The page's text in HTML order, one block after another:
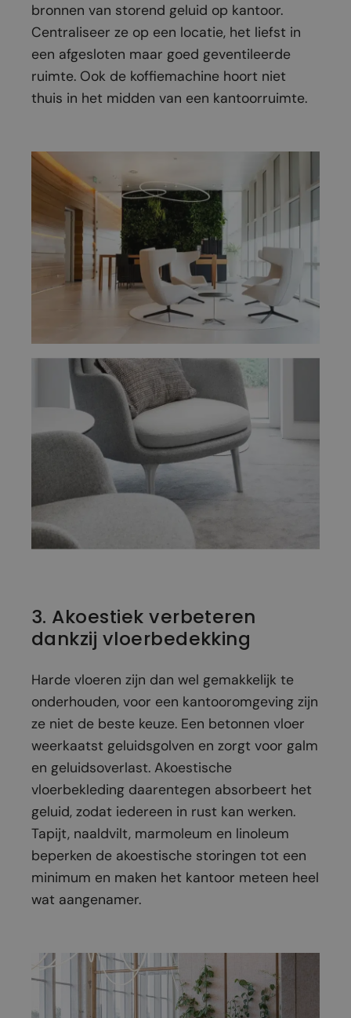
bronnen van storend geluid op kantoor.
Centraliseer ze op een locatie, het liefst in
een afgesloten maar goed geventileerde
ruimte. Ook de koffiemachine hoort niet
thuis in het midden van een kantoorruimte.
3. Akoestiek verbeteren
dankzij vloerbedekking
Harde vloeren zijn dan wel gemakkelijk te
onderhouden, voor een kantooromgeving zijn
ze niet de beste keuze. Een betonnen vloer
weerkaatst geluidsgolven en zorgt voor galm
en geluidsoverlast. Akoestische
vloerbekleding daarentegen absorbeert het
geluid, zodat iedereen in rust kan werken.
Tapijt, naaldvilt, marmoleum en linoleum
beperken de akoestische storingen tot een
minimum en maken het kantoor meteen heel
wat aangenamer.